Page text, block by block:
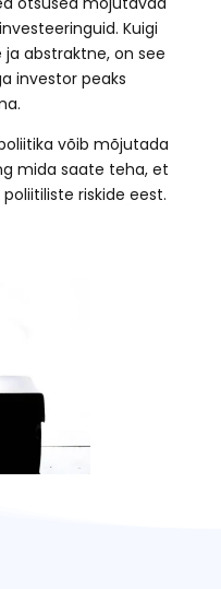
Kuigi
abstraktne, on see
investor peaks
võib mõjutada
mida saate teha, et
riskide eest.